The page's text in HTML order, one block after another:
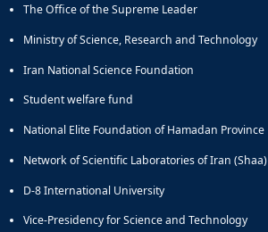
The Office of the Supreme Leader
Ministry of Science, Research and Technology
Iran National Science Foundation
Student welfare fund
National Elite Foundation of Hamadan Province
Network of Scientific Laboratories of Iran (Shaa)
D-8 International University
Vice-Presidency for Science and Technology